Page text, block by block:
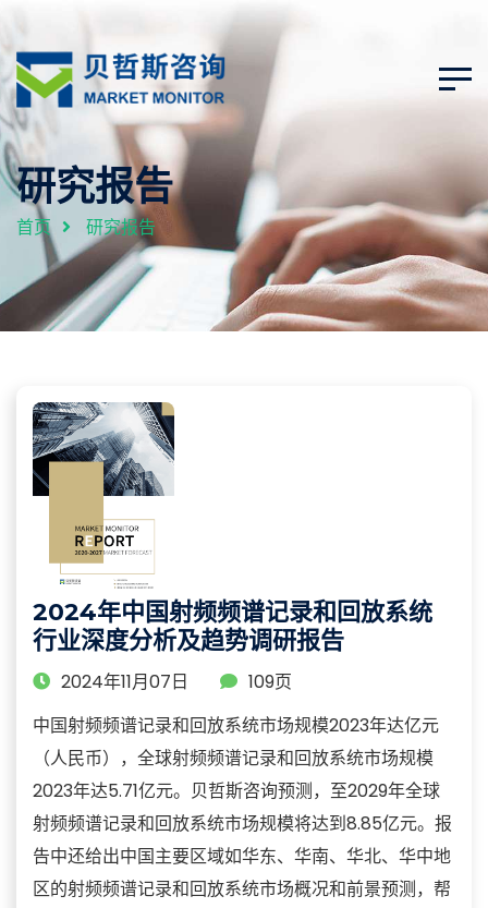
研究报告
首页 研究报告
2024年中国射频频谱记录和回放系统
行业深度分析及趋势调研报告
2024年11月07日
109页
中国射频频谱记录和回放系统市场规模2023年达亿元
（人民币），全球射频频谱记录和回放系统市场规模
2023年达5.71亿元。贝哲斯咨询预测，至2029年全球
射频频谱记录和回放系统市场规模将达到8.85亿元。报
告中还给出中国主要区域如华东、华南、华北、华中地
区的射频频谱记录和回放系统市场概况和前景预测，帮